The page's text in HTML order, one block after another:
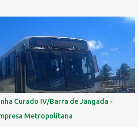
VIP e o Millenium, líderes de venda
Caio 1. CAIO Induscar 6.138 2. Marcopolo
3. Mascarello 1.026 4. Comil 16 5.
Ciferal 4 Estas são associadas a
- Associação Nacional dos
de Ônibus , a Volare, que não faz
da associação, fabricou neste ano, 327
urbanos. O que aconteceu com a
Curado IV/Barra de Jangada -
Metropolitana